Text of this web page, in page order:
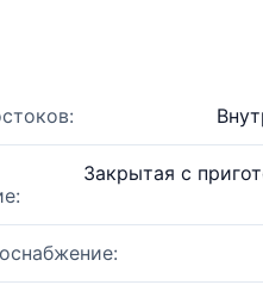
Закрытая с